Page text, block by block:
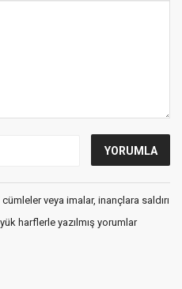
veya imalar, inançlara saldırı
harflerle yazılmış yorumlar